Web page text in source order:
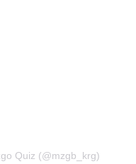
Quiz (@mzgb_krg)